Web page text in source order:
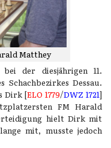
Matthey
der diesjährigen 11.
Schachbezirkes Dessau.
Dirk [ELO 1779/DWZ 1721]
FM Harald
hielt Dirk mit
mit, musste jedoch